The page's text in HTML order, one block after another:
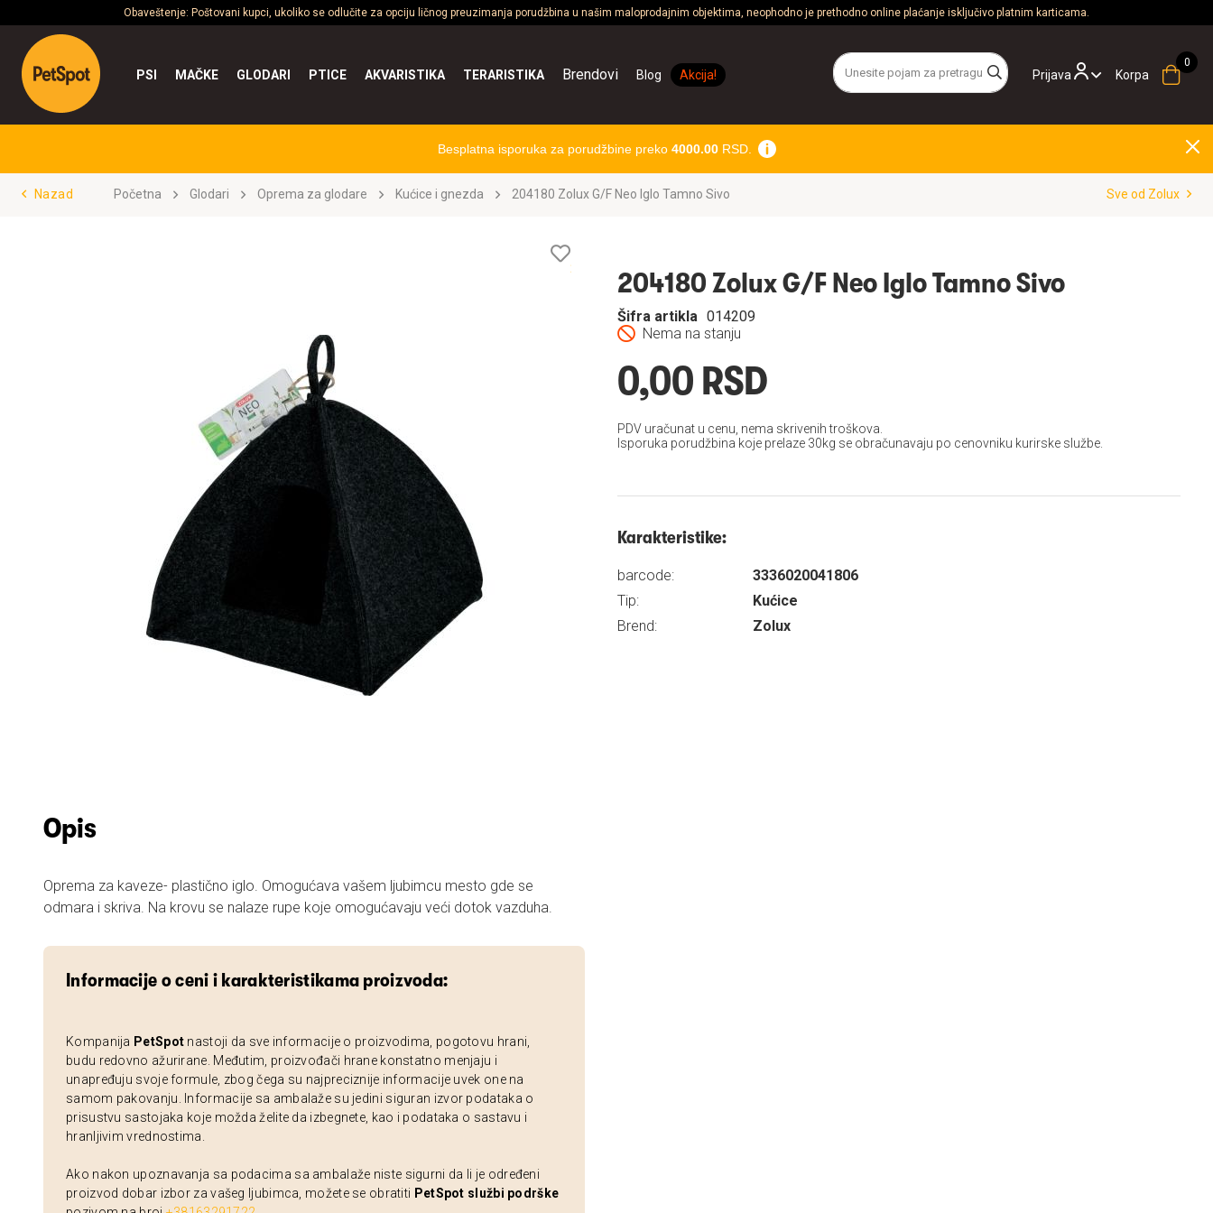
Obaveštenje: Poštovani kupci, ukoliko se odlučite za opciju ličnog preuzimanja porudžbina u našim maloprodajnim objektima, neophodno je prethodno online plaćanje isključivo platnim karticama.
Prijava
PSI MAČKE GLODARI PTICE AKVARISTIKA TERARISTIKA Brendovi Blog Akcija! Korpa
Besplatna isporuka za porudžbine preko 4000.00RSD.
Nazad Početna Glodari Oprema za glodare Kućice i gnezda 204180 Zolux G/F Neo Iglo Tamno Sivo Sve od Zolux
Opis
Oprema za kaveze- plastično iglo. Omogućava vašem ljubimcu mesto gde se
odmara i skriva. Na krovu se nalaze rupe koje omogućavaju veći dotok vazduha.
Informacije o ceni i karakteristikama proizvoda:
Kompanija PetSpot nastoji da sve informacije o proizvodima, pogotovu hrani,
budu redovno ažurirane. Međutim, proizvođači hrane konstatno menjaju i
unapređuju svoje formule, zbog čega su najpreciznije informacije uvek one na
samom pakovanju. Informacije sa ambalaže su jedini siguran izvor podataka o
prisustvu sastojaka koje možda želite da izbegnete, kao i podataka o sastavu i
hranljivim vrednostima.
Ako nakon upoznavanja sa podacima sa ambalaže niste sigurni da li je određeni
proizvod dobar izbor za vašeg ljubimca, možete se obratiti PetSpot službi podrške
želja
204180 Zolux G/F Neo Iglo Tamno Sivo
Nema na stanju
Šifra artikla 014209
0,00 RSD
PDV uračunat u cenu, nema skrivenih troškova.
Isporuka porudžbina koje prelaze 30kg se obračunavaju po cenovniku kurirske službe.
Karakteristike:
barcode:
3336020041806
Tip:
Kućice
Brend:
Zolux